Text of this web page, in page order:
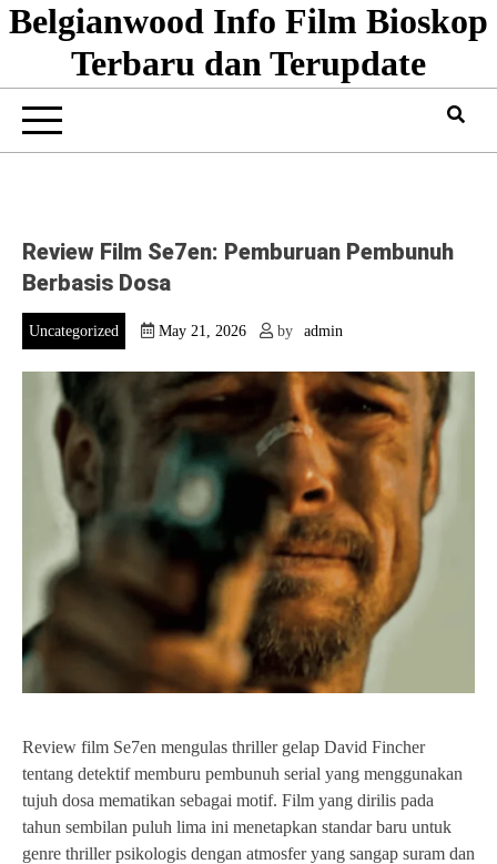
Skip
toBelgianwood Info Film Bioskop
Terbaru dan Terupdate
Review Film Se7en: Pemburuan Pembunuh
Berbasis Dosa
Uncategorized May 21, 2026 by admin
Review film Se7en mengulas thriller gelap David Fincher
tentang detektif memburu pembunuh serial yang menggunakan
tujuh dosa mematikan sebagai motif. Film yang dirilis pada
tahun sembilan puluh lima ini menetapkan standar baru untuk
genre thriller psikologis dengan atmosfer yang sangap suram dan